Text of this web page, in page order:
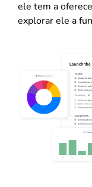
ele tem a
explorar ele a